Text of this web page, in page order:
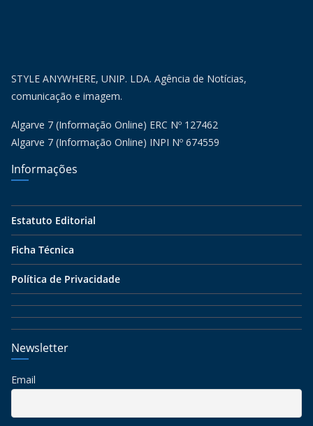
STYLE ANYWHERE, UNIP. LDA. Agência de Notícias,
comunicação e imagem.
Algarve 7 (Informação Online) ERC Nº 127462
Algarve 7 (Informação Online) INPI Nº 674559
Informações
Estatuto Editorial
Ficha Técnica
Política de Privacidade
Newsletter
Email